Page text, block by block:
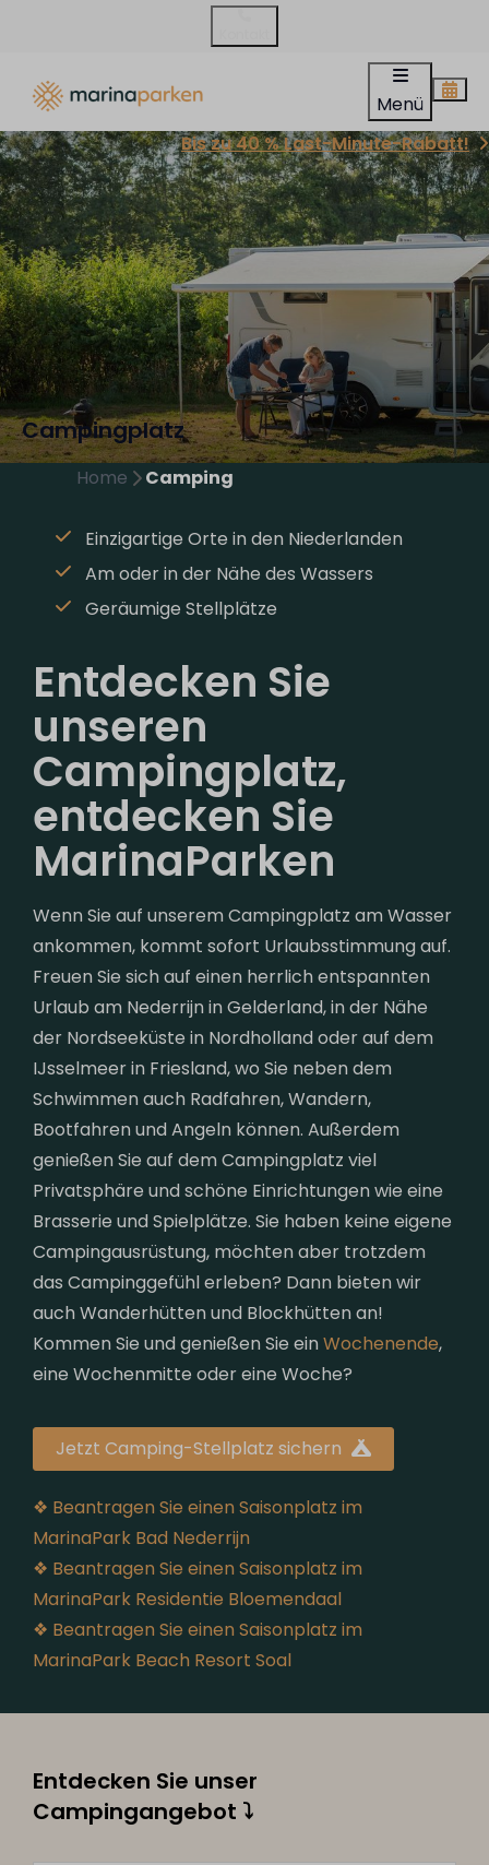
Menü
Campingplatz
Bis zu 40 % Last-Minute-Rabatt!
Home Camping
Einzigartige Orte in den Niederlanden
Am oder in der Nähe des Wassers
Geräumige Stellplätze
Entdecken Sie
unseren
Campingplatz,
entdecken Sie
MarinaParken
Wenn Sie auf unserem Campingplatz am Wasser
ankommen, kommt sofort Urlaubsstimmung auf.
Freuen Sie sich auf einen herrlich entspannten
Urlaub am Nederrijn in Gelderland, in der Nähe
der Nordseeküste in Nordholland oder auf dem
IJsselmeer in Friesland, wo Sie neben dem
Schwimmen auch Radfahren, Wandern,
Bootfahren und Angeln können. Außerdem
genießen Sie auf dem Campingplatz viel
Privatsphäre und schöne Einrichtungen wie eine
Brasserie und Spielplätze. Sie haben keine eigene
Campingausrüstung, möchten aber trotzdem
das Campinggefühl erleben? Dann bieten wir
auch Wanderhütten und Blockhütten an!
Kommen Sie und genießen Sie einWochenende,
eine Wochenmitte oder eine Woche?
Jetzt Camping-Stellplatz sichern
❖ Beantragen Sie einen Saisonplatz im
MarinaPark Bad Nederrijn
❖ Beantragen Sie einen Saisonplatz im
MarinaPark Residentie Bloemendaal
❖ Beantragen Sie einen Saisonplatz im
MarinaPark Beach Resort Soal
Entdecken Sie unser
Campingangebot ⤵